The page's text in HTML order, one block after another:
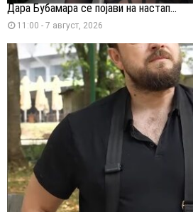
Дара Бубамара се појави на настап...
11:00 - 7 август, 2026